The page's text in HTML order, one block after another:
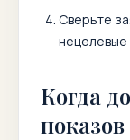
Сверьте
нецелевые
Когда
показов